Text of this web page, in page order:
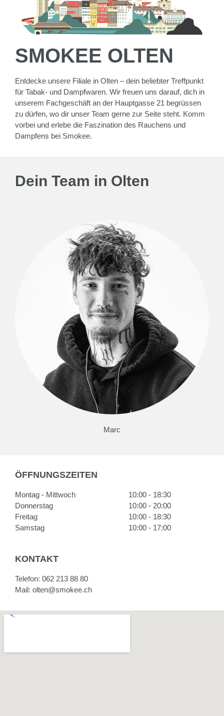
SMOKEE OLTEN
Entdecke unsere Filiale in Olten – dein beliebter Treffpunkt
für Tabak- und Dampfwaren. Wir freuen uns darauf, dich in
unserem Fachgeschäft an der Hauptgasse 21 begrüssen
zu dürfen, wo dir unser Team gerne zur Seite steht. Komm
vorbei und erlebe die Faszination des Rauchens und
Dampfens bei Smokee.
Dein Team in Olten
Marc
ÖFFNUNGSZEITEN
Montag - Mittwoch
10:00 - 18:30
Donnerstag
10:00 - 20:00
Freitag
10:00 - 18:30
Samstag
10:00 - 17:00
KONTAKT
Telefon: 062 213 88 80
Mail: olten@smokee.ch